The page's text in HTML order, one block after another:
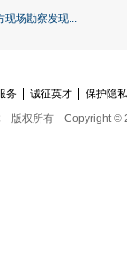
现场勘察发现...
务 诚征英才
保护隐
版权所有 Copyright ©